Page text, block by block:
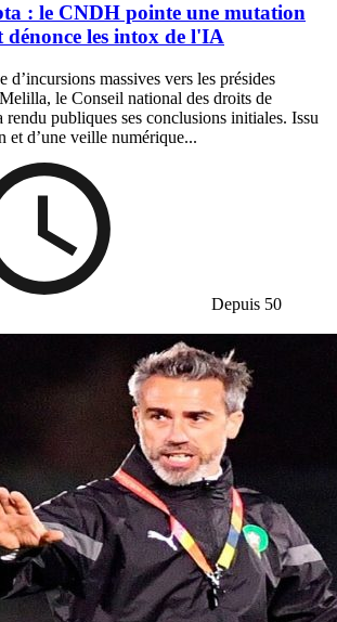
: le CNDH pointe une mutation
dénonce les intox de l'IA
d’incursions massives vers les présides
le Conseil national des droits de
publiques ses conclusions initiales. Issu
et d’une veille numérique...
Depuis 50